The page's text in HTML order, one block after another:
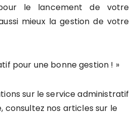
le lancement de votre
mieux la gestion de votre
pour une bonne gestion ! »
sur le service administratif
consultez nos articles sur le